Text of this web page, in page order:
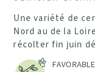
Une variété de
Nord au de la
récolter fin juin